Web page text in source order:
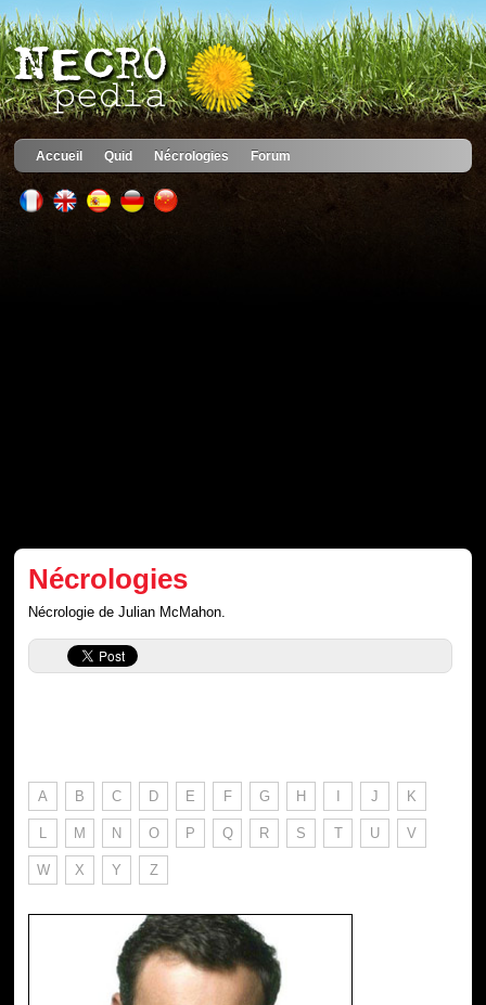
Accueil Quid Nécrologies Forum
Nécrologies
Nécrologie de Julian McMahon.
A B C D E F G H I J K
L M N O P Q R S T U V
W X Y Z